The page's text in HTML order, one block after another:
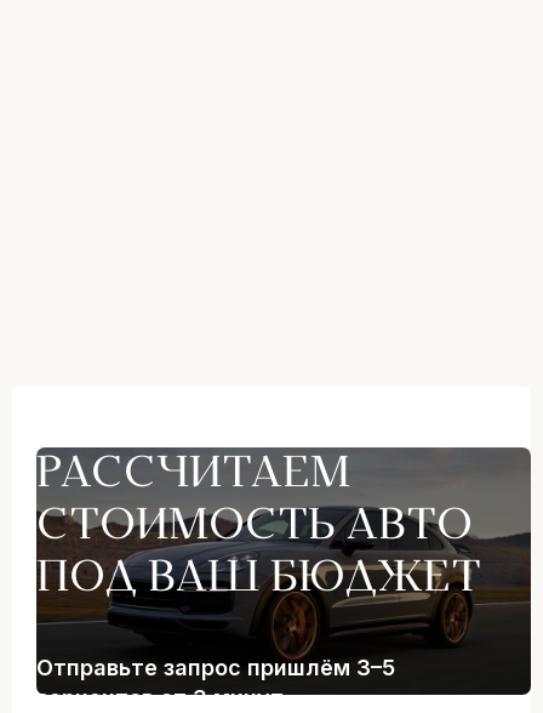
РАССЧИТАЕМ
СТОИМОСТЬ АВТО
ПОД ВАШ БЮДЖЕТ
Отправьте запрос пришлём 3–5
вариантов от 3 минут